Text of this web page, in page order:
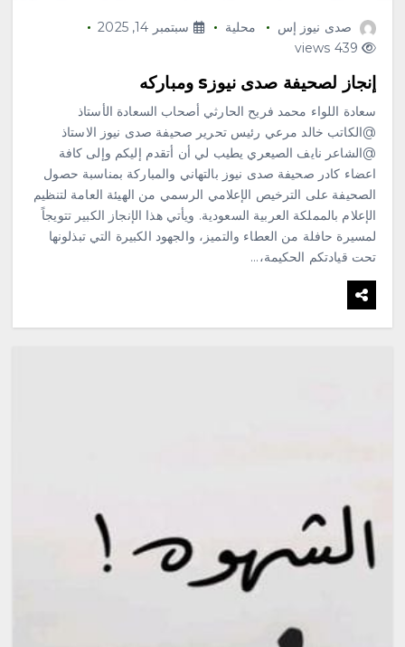
صدى نيوز إس محلية
سبتمبر 14, 2025
439 views
إنجاز لصحيفة صدى نيوزs ومباركه
سعادة اللواء محمد فريح الحارثي أصحاب السعادة الأستاذ
@⁨الكاتب خالد مرعي⁩ رئيس تحرير صحيفة صدى نيوز الاستاذ
@⁨الشاعر نايف الصيعري⁩ يطيب لي أن أتقدم إليكم وإلى كافة
اعضاء كادر صحيفة صدى نيوز بالتهاني والمباركة بمناسبة حصول
الصحيفة على الترخيص الإعلامي الرسمي من الهيئة العامة لتنظيم
الإعلام بالمملكة العربية السعودية. ويأتي هذا الإنجاز الكبير تتويجاً
لمسيرة حافلة من العطاء والتميز، والجهود الكبيرة التي تبذلونها
تحت قيادتكم الحكيمة،…